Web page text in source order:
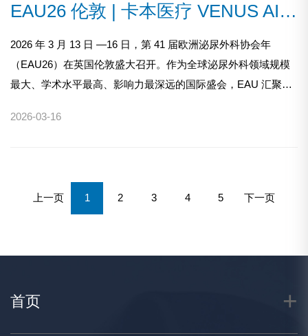
EAU26 伦敦 | 卡本医疗 VENUS AI 闪耀全球，中国创新走向世界
2026 年 3 月 13 日 —16 日，第 41 届欧洲泌尿外科协会年
（EAU26）在英国伦敦盛大召开。作为全球泌尿外科领域规模
最大、学术水平最高、影响力最深远的国际盛会，EAU 汇聚了
锋，共同分享前沿研究成果、探讨创新诊疗技术、擘画学科未
2026-03-16
上一页 1 2 3 4 5 下一页
首页